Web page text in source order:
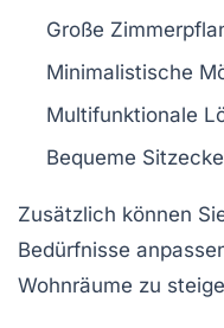
Große
Minimalistische
Multifunktionale
Bequeme
Zusätzlich können
Bedürfnisse
Wohnräume zu